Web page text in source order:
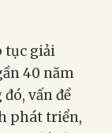
tục giải
40 năm
vấn đề
phát triển,